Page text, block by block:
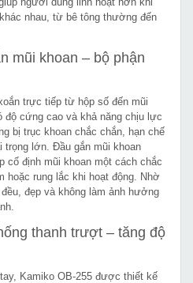
nhau, từ bê tông thường đến
mũi khoan – bộ phận
trực tiếp từ hộp số đến mũi
độ cứng cao và khả năng chịu lực
bị trục khoan chắc chắn, hạn chế
lớn. Đầu gắn mũi khoan
cố định mũi khoan một cách chắc
hoặc rung lắc khi hoạt động. Nhờ
đẹp và không làm ảnh hưởng
thanh trượt – tăng độ
Kamiko OB-255 được thiết kế